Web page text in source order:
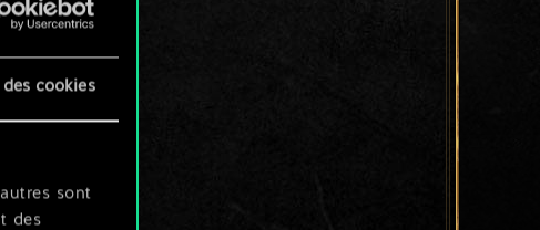
cookies
sont
des